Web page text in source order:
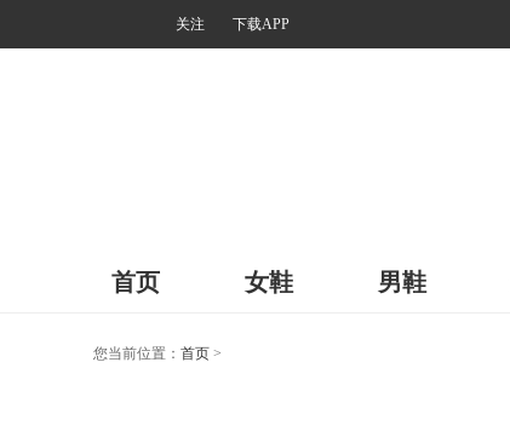
关注 下载APP
首页 女鞋 男鞋
您当前位置： 首页 >